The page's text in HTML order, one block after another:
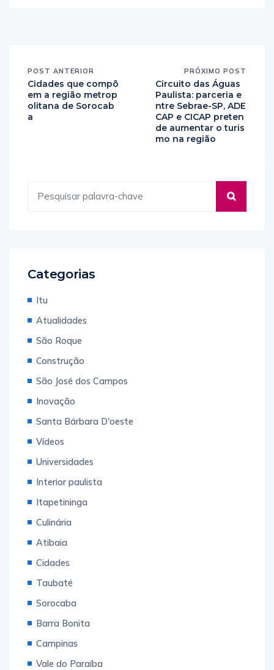
POST ANTERIOR
Cidades que compõ
em a região metrop
olitana de Sorocab
a
PRÓXIMO POST
Circuito das Águas
Paulista: parceria e
ntre Sebrae-SP, ADE
CAP e CICAP preten
de aumentar o turis
mo na região
Categorias
Itu
Atualidades
São Roque
Construção
São José dos Campos
Inovação
Santa Bárbara D'oeste
Vídeos
Universidades
Interior paulista
Itapetininga
Culinária
Atibaia
Cidades
Taubaté
Sorocaba
Barra Bonita
Campinas
Vale do Paraíba